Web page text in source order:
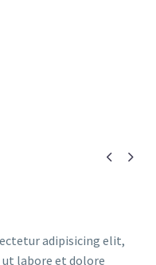
 
adipisicing elit,
labore et dolore